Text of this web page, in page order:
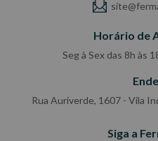
Horário de
Seg à Sex das 8h às
Rua Auriverde, 1607 - Vila
Siga a